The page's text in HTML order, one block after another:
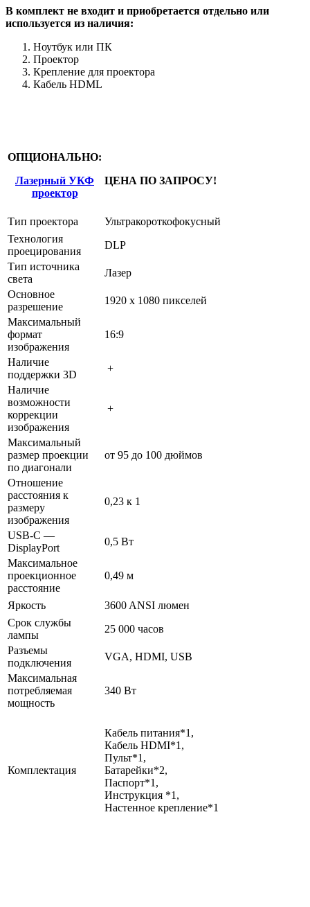
В комплект не входит и приобретается отдельно или
используется из наличия:
Ноутбук или ПК
Проектор
Крепление для проектора
Кабель HDML
ОПЦИОНАЛЬНО:
Лазерный УКФ
проектор
ЦЕНА ПО ЗАПРОСУ!
Тип проектора
Ультракороткофокусный
Технология
проецирования
DLP
Тип источника
света
Лазер
Основное
разрешение
1920 х 1080 пикселей
Максимальный
формат
изображения
16:9
Наличие
поддержки 3D
+
Наличие
возможности
коррекции
изображения
+
Максимальный
размер проекции
по диагонали
от 95 до 100 дюймов
Отношение
расстояния к
размеру
изображения
0,23 к 1
USB-C —
DisplayPort
0,5 Вт
Максимальное
проекционное
расстояние
0,49 м
Яркость
3600 ANSI люмен
Срок службы
лампы
25 000 часов
Разъемы
подключения
VGA, HDMI, USB
Максимальная
потребляемая
мощность
340 Вт
Комплектация
Кабель питания*1,
Кабель HDMI*1,
Пульт*1,
Батарейки*2,
Паспорт*1,
Инструкция *1,
Настенное крепление*1